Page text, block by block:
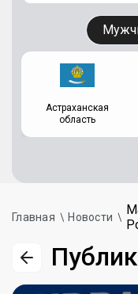
Астраханская
область
Главная Новости